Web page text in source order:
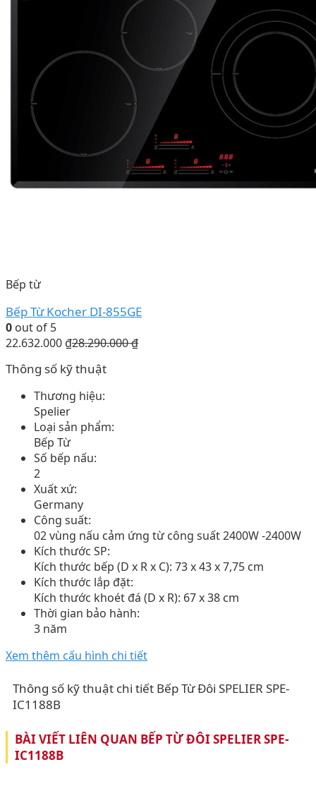
Bếp từ
Bếp Từ Kocher DI-855GE
0 out of 5
22.632.000 ₫28.290.000₫
Thông số kỹ thuật
Thương hiệu:
Spelier
Loại sản phẩm:
Bếp Từ
Số bếp nấu:
2
Xuất xứ:
Germany
Công suất:
02 vùng nấu cảm ứng từ công suất 2400W -2400W
Kích thước SP:
Kích thước bếp (D x R x C): 73 x 43 x 7,75 cm
Kích thước lắp đặt:
Kích thước khoét đá (D x R): 67 x 38 cm
Thời gian bảo hành:
3 năm
Xem thêm cấu hình chi tiết
Thông số kỹ thuật chi tiết Bếp Từ Đôi SPELIER SPE-
IC1188B
BÀI VIẾT LIÊN QUAN BẾP TỪ ĐÔI SPELIER SPE-
IC1188B